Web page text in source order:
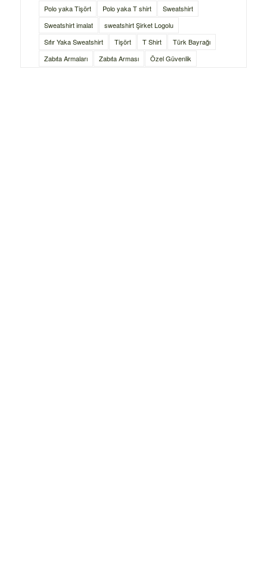
Polo yaka Tişört Polo yaka T shirt
Sweatshirt
Sweatshirt imalat
sweatshirt Şirket Logolu
Sıfır Yaka Sweatshirt
Tişört T Shirt
Türk Bayrağı
Zabıta Armaları
Zabıta Arması Özel Güvenlik